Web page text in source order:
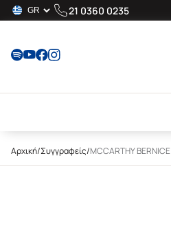
21 0360 0235
Αρχική/Συγγραφείς/MCCARTHY BERNICE